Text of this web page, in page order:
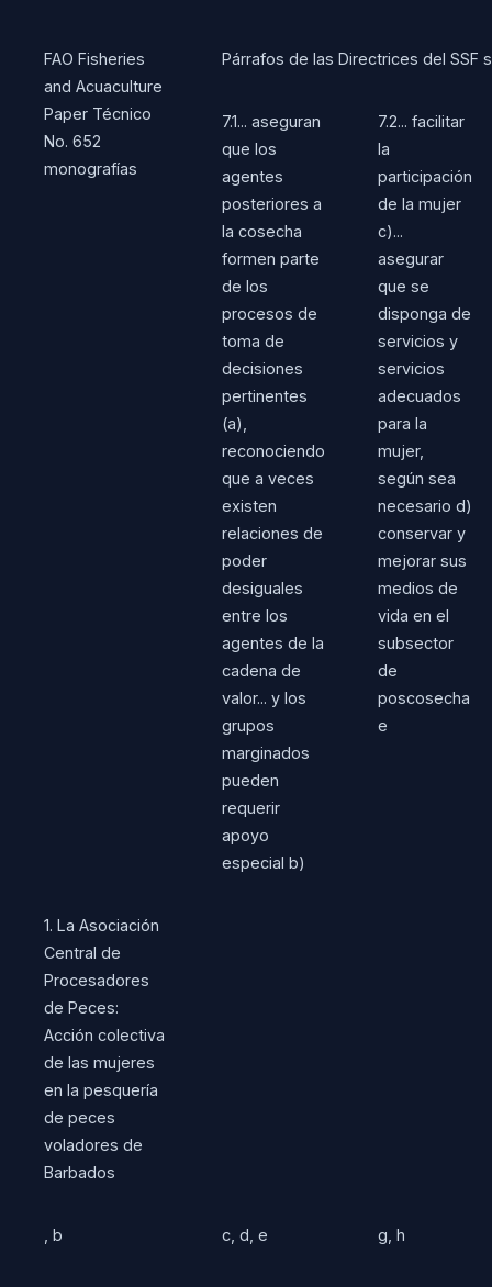
FAO Fisheries
and Acuaculture
Paper Técnico
No. 652
monografías
Párrafos de las Directrices del
7.1... aseguran
que los
agentes
posteriores a
la cosecha
formen parte
de los
procesos de
toma de
decisiones
pertinentes
(a),
reconociendo
que a veces
existen
relaciones de
poder
desiguales
entre los
agentes de la
cadena de
valor... y los
grupos
marginados
pueden
requerir
apoyo
especial b)
7.2... facilitar
la
participación
de la mujer
c)...
asegurar
que se
disponga de
servicios y
servicios
adecuados
para la
mujer,
según sea
necesario d)
conservar y
mejorar sus
medios de
vida en el
subsector
de
poscosecha
e
1. La Asociación
Central de
Procesadores
de Peces:
Acción colectiva
de las mujeres
en la pesquería
de peces
voladores de
Barbados
, b c, d, e g, h